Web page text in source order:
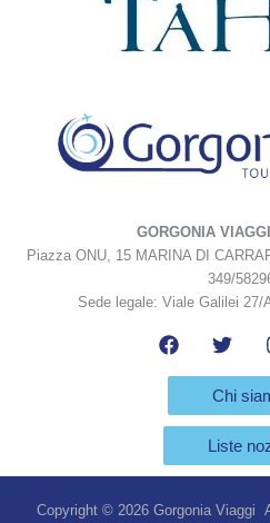
GORGONIA
Piazza ONU, 15 MARINA DI
349/
Sede legale: Viale Galilei 27/
Chi
Liste
Copyright © 2026 Gorgonia Viaggi